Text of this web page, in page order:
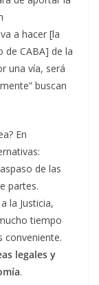
a hacer [la
de CABA] de la
una vía, será
buscan
En
de las
partes.
la Justicia,
tiempo
conveniente.
legales y
.